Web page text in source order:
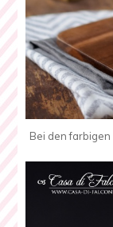
Bei den farbigen